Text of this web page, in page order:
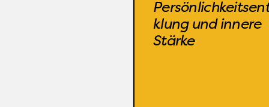
und innere
wissenschaftlich
und
klung und innere
Stärke